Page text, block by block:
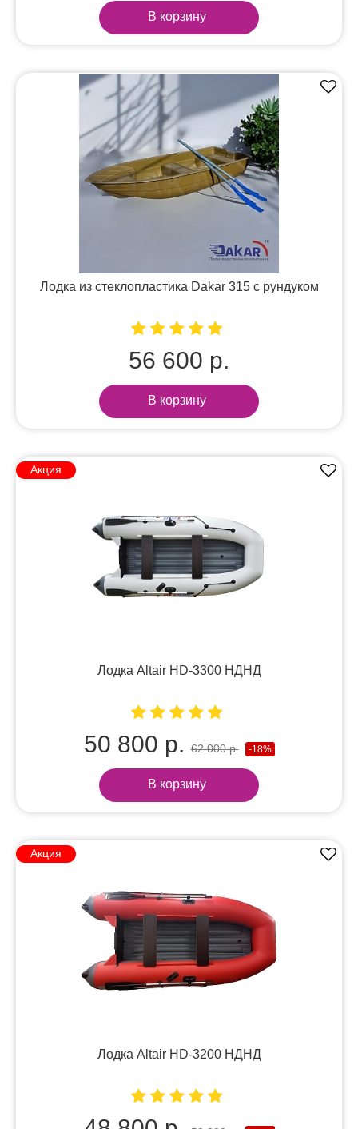
В корзину
Лодка из стеклопластика Dakar 315 с рундуком
56 600 р.
В корзину
Акция
Лодка Altair HD-3300 НДНД
50 800 р.62 000 р. -18%
В корзину
Акция
Лодка Altair HD-3200 НДНД